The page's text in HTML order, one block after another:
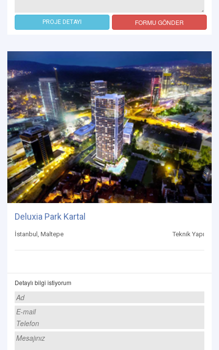
PROJE DETAYI FORMU GÖNDER
Deluxia Park Kartal
İstanbul, Maltepe Teknik Yapı
Detaylı bilgi istiyorum